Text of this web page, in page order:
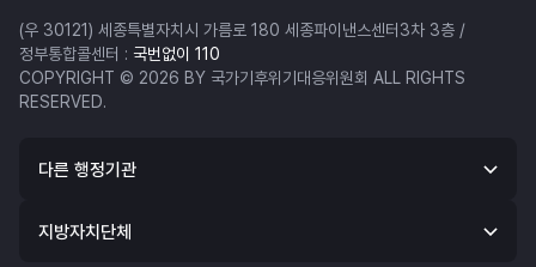
(우 30121) 세종특별자치시 가름로 180 세종파이낸스센터3차 3층 /
정부통합콜센터 : 국번없이 110
COPYRIGHT © 2026 BY 국가기후위기대응위원회 ALL RIGHTS
RESERVED.
다른 행정기관
지방자치단체